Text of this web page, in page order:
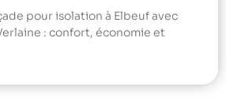
pour isolation à Elbeuf avec
: confort, économie et